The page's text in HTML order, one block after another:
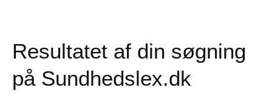
Resultatet af din søgning
på Sundhedslex.dk